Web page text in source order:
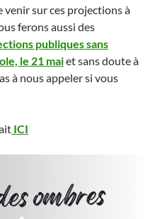
venir sur ces projections à
ferons aussi des
publiques sans
le 21 maiet sans doute à
à nous appeler si vous
ICI